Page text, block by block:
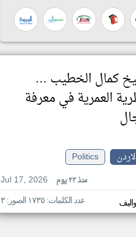
كمال الخطيب …
العمرية في معرفة
Politics
Jul 17, 2026
منذ ٢٣ يوم
عدد الكلمات: ١٧٣٥ الصور: ٣